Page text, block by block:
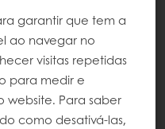
garantir que tem a
ao navegar no
visitas repetidas
para medir e
website. Para saber
como desativá-las,